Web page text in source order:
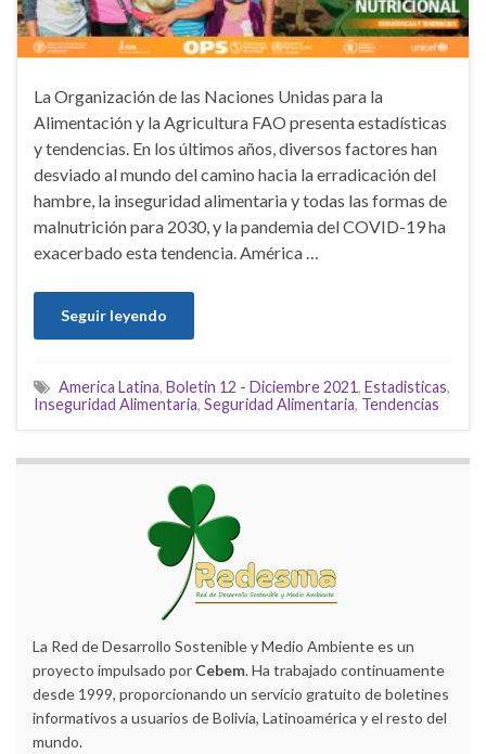
La Organización de las Naciones Unidas para la
Alimentación y la Agricultura FAO presenta estadísticas
y tendencias. En los últimos años, diversos factores han
desviado al mundo del camino hacia la erradicación del
hambre, la inseguridad alimentaria y todas las formas de
malnutrición para 2030, y la pandemia del COVID-19 ha
exacerbado esta tendencia. América …
Seguir leyendo
America Latina, Boletin 12 - Diciembre 2021, Estadisticas,
Inseguridad Alimentaria, Seguridad Alimentaria, Tendencias
La Red de Desarrollo Sostenible y Medio Ambiente es un
proyecto impulsado por Cebem. Ha trabajado continuamente
desde 1999, proporcionando un servicio gratuito de boletines
informativos a usuarios de Bolivia, Latinoamérica y el resto del
mundo.